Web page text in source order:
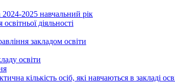
2024-2025 навчальний рік
діяльності
закладом освіти
освіти
кількість осіб, які навчаються в закладі